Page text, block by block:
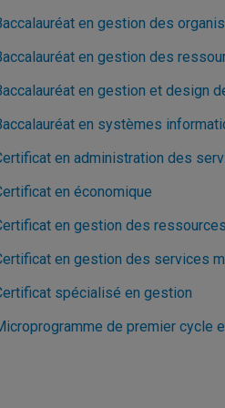
en gestion des
en gestion des
en gestion et design
en systèmes
en administration des
en économique
en gestion des
en gestion des services
spécialisé en gestion
de premier cycle